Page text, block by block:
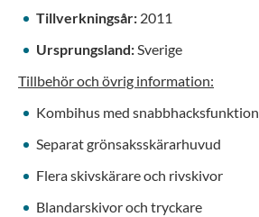
Tillverkningsår: 2011
Ursprungsland:Sverige
Tillbehör och övrig information:
Kombihus med snabbhacksfunktion
Separat grönsaksskärarhuvud
Flera skivskärare och rivskivor
Blandarskivor och tryckare